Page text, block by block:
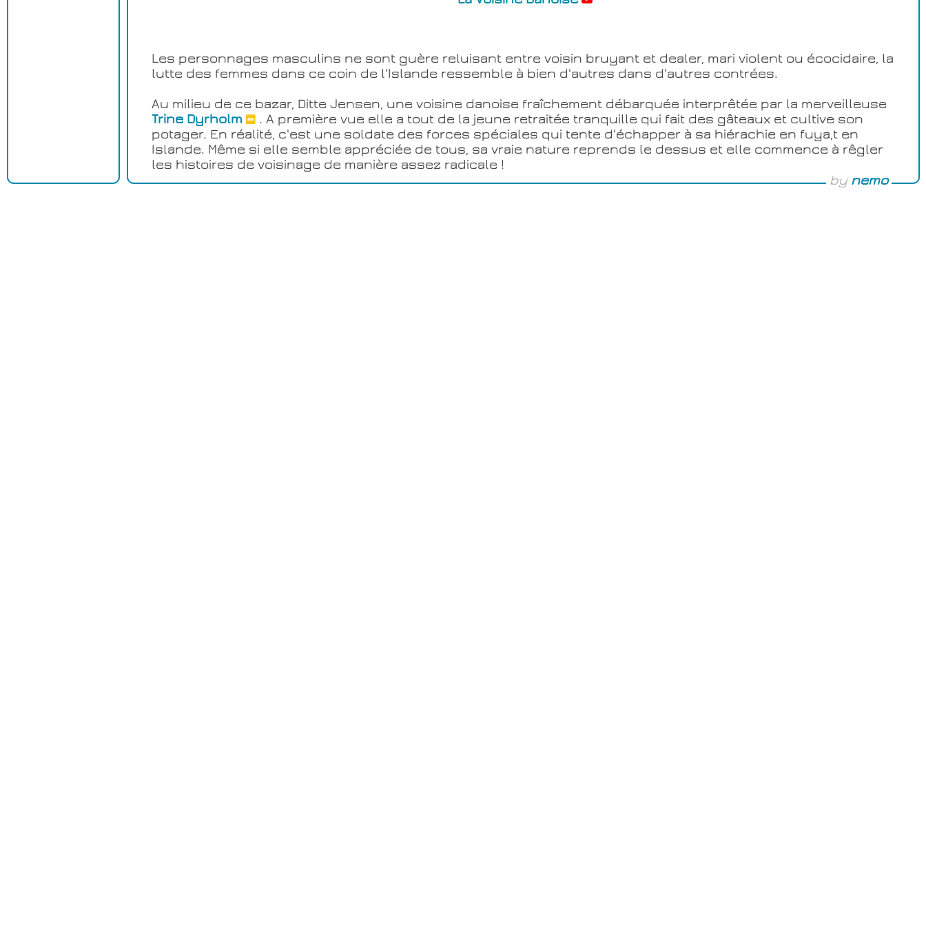
by nemo
Les personnages masculins ne sont guère reluisant entre voisin bruyant et dealer, mari violent ou écocidaire, la
lutte des femmes dans ce coin de l'Islande ressemble à bien d'autres dans d'autres contrées.
Au milieu de ce bazar, Ditte Jensen, une voisine danoise fraîchement débarquée interprêtée par la merveilleuse
Trine Dyrholm
. A première vue elle a tout de la jeune retraitée tranquille qui fait des gâteaux et cultive son
potager. En réalité, c'est une soldate des forces spéciales qui tente d'échapper à sa hiérachie en fuya,t en
Islande. Même si elle semble appréciée de tous, sa vraie nature reprends le dessus et elle commence à rêgler
les histoires de voisinage de manière assez radicale !